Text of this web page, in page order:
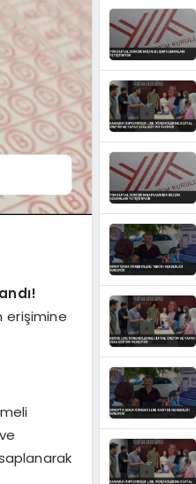
erişimine